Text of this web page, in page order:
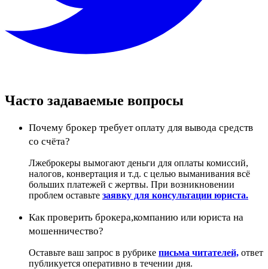
Часто задаваемые вопросы
Почему брокер требует оплату для вывода средств
со счёта?
Лжеброкеры вымогают деньги для оплаты комиссий,
налогов, конвертация и т.д. с целью выманивания всё
больших платежей с жертвы. При возникновении
проблем оставьте заявку для консультации юриста.
Как проверить брокера,компанию или юриста на
мошенничество?
Оставьте ваш запрос в рубрике письма читателей, ответ
публикуется оперативно в течении дня.